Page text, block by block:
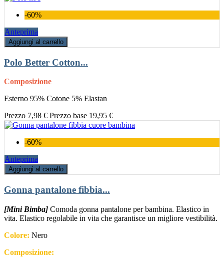
-60%
Anteprima
Aggiungi al carrello
Polo Better Cotton...
Composizione
Esterno 95% Cotone 5% Elastan
Prezzo 7,98 € Prezzo base 19,95 €
-60%
Anteprima
Aggiungi al carrello
Gonna pantalone fibbia...
[Mini Bimba] Comoda gonna pantalone per bambina. Elastico in
vita. Elastico regolabile in vita che garantisce un migliore vestibilità.
Colore: Nero
Composizione: